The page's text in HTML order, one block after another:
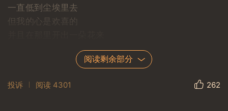
一直低到尘埃里去
但我的心是欢喜的
阅读剩余部分
投诉 阅读 4301 262